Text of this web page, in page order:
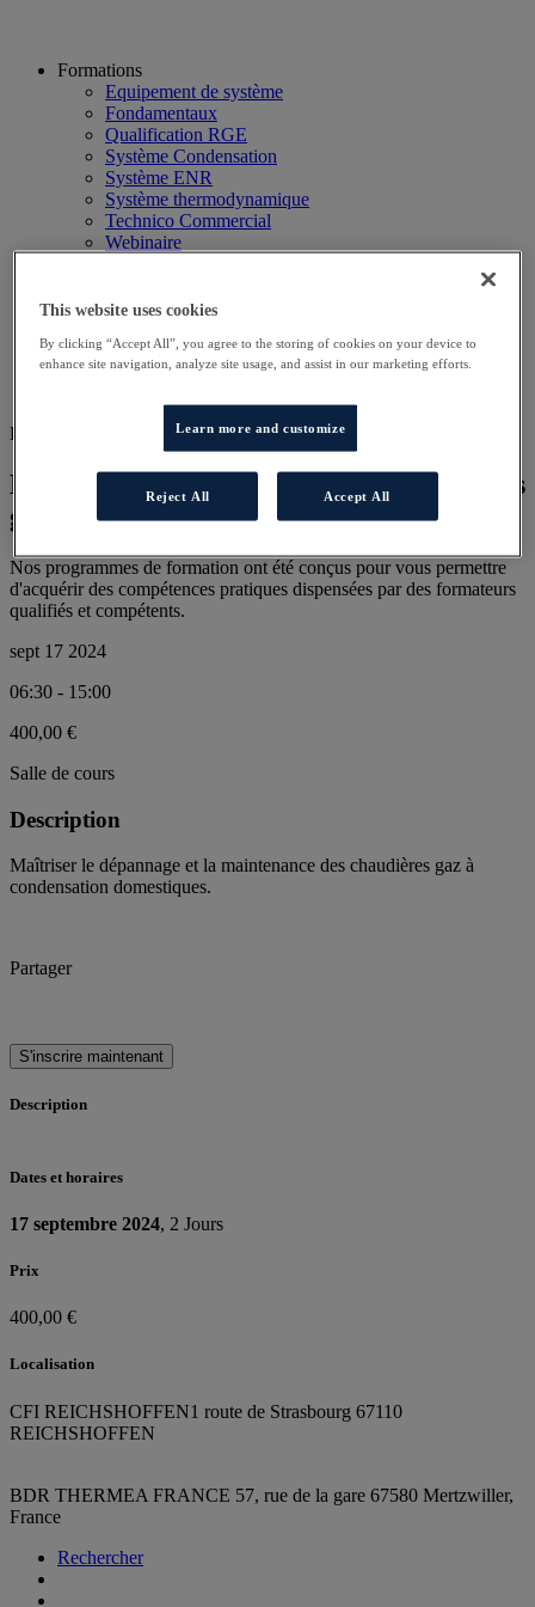
Formations
Equipement de système
Fondamentaux
Qualification RGE
Système Condensation
Système ENR
Système thermodynamique
Technico Commercial
Webinaire
Planning
Autres sites
Particulier
DD GAZ SAV
Dépannage et maintenance des chaudières
gaz à condensation domestiques
Nos programmes de formation ont été conçus pour vous permettre
d'acquérir des compétences pratiques dispensées par des formateurs
qualifiés et compétents.
sept 17 2024
06:30 - 15:00
400,00 €
Salle de cours
Description
Maîtriser le dépannage et la maintenance des chaudières gaz à
condensation domestiques.
Partager
S'inscrire maintenant
Description
Dates et horaires
17 septembre 2024, 2 Jours
Prix
400,00 €
Localisation
CFI REICHSHOFFEN1 route de Strasbourg 67110
REICHSHOFFEN
BDR THERMEA FRANCE 57, rue de la gare 67580 Mertzwiller,
France
Rechercher
This website uses cookies
By clicking “Accept All”, you agree to the storing of cookies on your device to
enhance site navigation, analyze site usage, and assist in our marketing efforts.
Learn more and customize
Reject All Accept All